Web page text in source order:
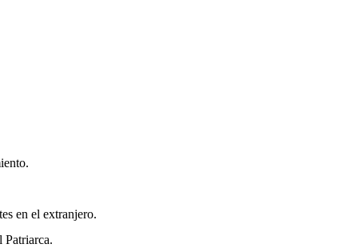
en el extranjero.
Patriarca.